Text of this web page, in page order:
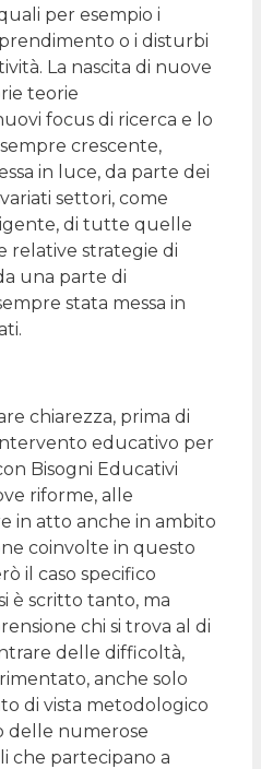
per esempio i
o i disturbi
La nascita di nuove
teorie
focus di ricerca e lo
crescente,
in luce, da parte dei
settori, come
di tutte quelle
relative strategie di
una parte di
stata messa in
chiarezza, prima di
educativo per
Bisogni Educativi
riforme, alle
in atto anche in ambito
coinvolte in questo
il caso specifico
è scritto tanto, ma
chi si trova al di
delle difficoltà,
anche solo
di vista metodologico
delle numerose
che partecipano a